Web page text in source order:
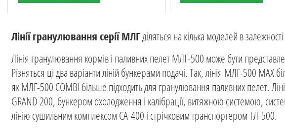
Лінії гранулювання серії МЛГділяться на кілька моделей в
Лінія гранулювання кормів і паливних пелет МЛГ-500 може бути
Різняться ці два варіанти ліній бункерами подачі. Так, лінія МЛГ-500
як МЛГ-500 COMBI більше підходить для гранулювання паливних пелет.
GRAND 200, бункером охолодження і калібрації, витяжною системою,
лінію сушильним комплексом СА-400 і стрічковим транспортером ТЛ-500.